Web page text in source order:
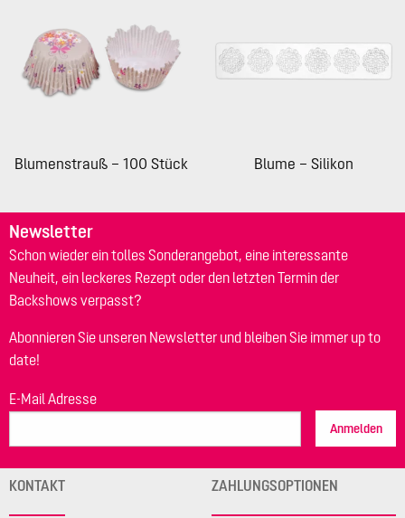
Blumenstrauß – 100 Stück Blume – Silikon
Newsletter
Schon wieder ein tolles Sonderangebot, eine interessante
Neuheit, ein leckeres Rezept oder den letzten Termin der
Backshows verpasst?
Abonnieren Sie unseren Newsletter und bleiben Sie immer up to
date!
E-Mail Adresse
Anmelden
KONTAKT ZAHLUNGSOPTIONEN